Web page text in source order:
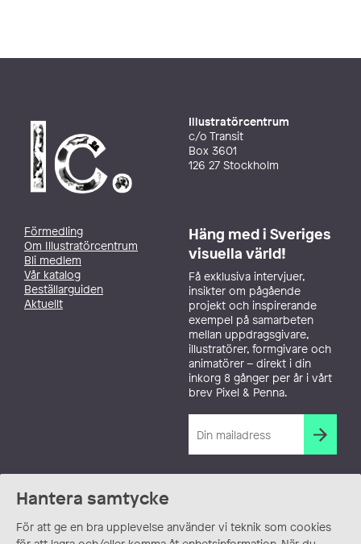
Hantera samtycke
För att ge en bra upplevelse använder vi teknik som cookies
Illustratörcentrum
c/o Transit
Box 3601
126 27 Stockholm
Förmedling
Om Illustratörcentrum
Bli medlem
Vår katalog
Beställarguiden
Aktuellt
Häng med i Sveriges
visuella värld!
Få exklusiva intervjuer,
insikter om pågående
projekt och inspirerande
exempel på samarbeten
mellan uppdragsgivare,
illustratörer, formgivare och
animatörer – direkt i din
inkorg 8 gånger per år i vårt
brev Pixel & Penna.